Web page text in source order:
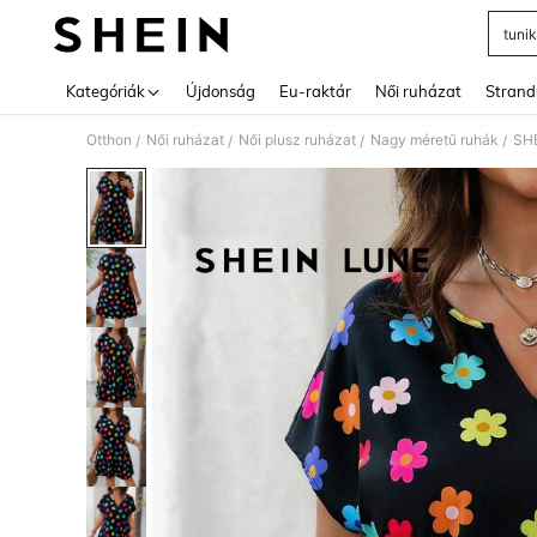
Kategóriák Újdonság Eu-raktár Női ruházat
Otthon / Női ruházat / Női plusz ruházat / Nagy méretű ruhák /